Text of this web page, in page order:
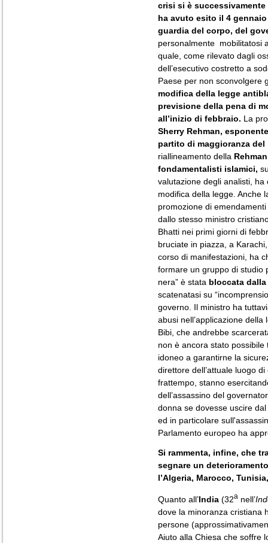
crisi si è
ha avuto esito il 4
guardia del corpo, del
personalmente mobilitatosi
quale, come rilevato dagli
dell’esecutivo costretto a
Paese per non sconvolgere
modifica della legge
previsione della pena di
all’inizio di febbraio. La
Sherry Rehman,
partito di maggioranza del
riallineamento della
fondamentalisti islamici,
valutazione degli analisti,
modifica della legge. Anche
promozione di
dallo stesso ministro
Bhatti nei primi giorni di
bruciate in piazza, a
corso di manifestazioni, ha
formare un gruppo di studio
nera” è stata bloccata
scatenatasi su
governo. Il ministro ha
abusi nell’applicazione della
Bibi, che andrebbe
non è ancora stato
idoneo a garantirne la
direttore dell’attuale luogo
frattempo, stanno
dell’assassino del
donna se dovesse uscire
ed in particolare
Parlamento europeo ha
Si rammenta, infine, che
segnare un
l’Algeria, Marocco,
Quanto all’India (32a nell’
dove la minoranza cristiana
persone
Aiuto alla Chiesa che soffre